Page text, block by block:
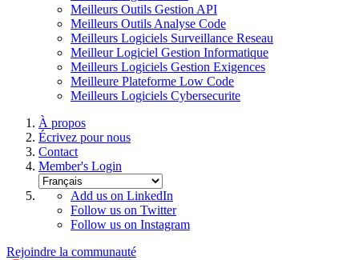
Meilleurs Outils Gestion API
Meilleurs Outils Analyse Code
Meilleurs Logiciels Surveillance Reseau
Meilleur Logiciel Gestion Informatique
Meilleurs Logiciels Gestion Exigences
Meilleure Plateforme Low Code
Meilleurs Logiciels Cybersecurite
À propos
Écrivez pour nous
Contact
Member's Login
Add us on LinkedIn
Follow us on Twitter
Follow us on Instagram
Rejoindre la communauté